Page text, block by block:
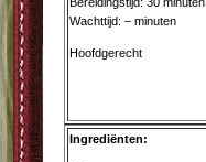
Wachttijd: – minuten
Hoofdgerecht
Ingrediënten: